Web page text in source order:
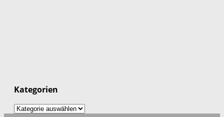
Kategorien
Kategorien